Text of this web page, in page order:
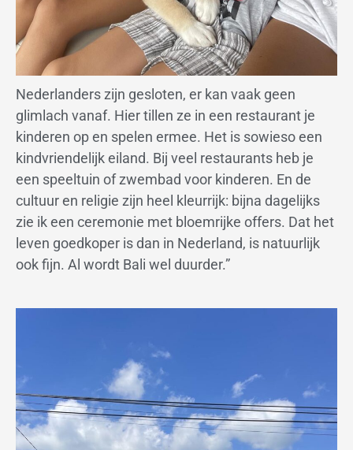
Nederlanders zijn gesloten, er kan vaak geen
glimlach vanaf. Hier tillen ze in een restaurant je
kinderen op en spelen ermee. Het is sowieso een
kindvriendelijk eiland. Bij veel restaurants heb je
een speeltuin of zwembad voor kinderen. En de
cultuur en religie zijn heel kleurrijk: bijna dagelijks
zie ik een ceremonie met bloemrijke offers. Dat het
leven goedkoper is dan in Nederland, is natuurlijk
ook fijn. Al wordt Bali wel duurder.”